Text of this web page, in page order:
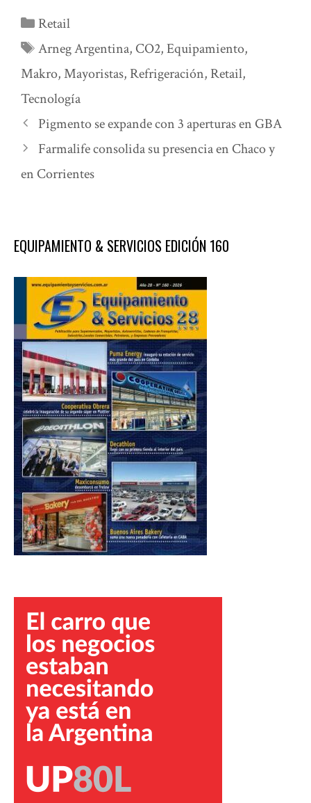
Categorías
Retail
Etiquetas
Arneg Argentina, CO2,Equipamiento,
Makro,Mayoristas, Refrigeración, Retail,
Tecnología
Pigmento se expande con 3 aperturas en GBA
Farmalife consolida su presencia en Chaco y
en Corrientes
EQUIPAMIENTO & SERVICIOS EDICIÓN 160